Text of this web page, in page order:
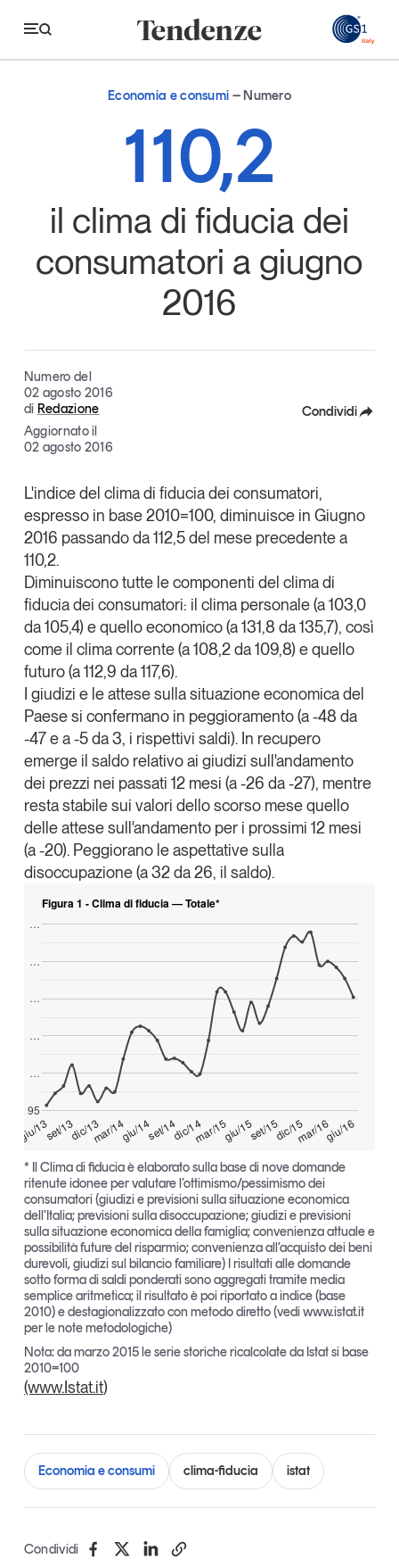
Tendenze
Economia e consumi
Innovazione
Logistica
Retail e brand
Magazine
Articoli
Opinioni
Il Numero
Interviste
Comunicati stampa
Video
Podcast
Tutti gli studi e le ricerche
Eventi e formazione
Tutti gli appuntamenti
Chi siamo
Newsletter
Contatti
Tendenze Journal
La nostra newsletter nella tua email
Iscriviti
Tendenze2026
Leggi il magazine
Tendenze è il magazine di GS1 Italy che racconta in
modo indipendente il cambiamento e le sfide del largo
consumo e dell’economia a professionisti e
consumatori
GS1 Italy
Economia e consumi Numero
110,2
il clima di fiducia dei
consumatori a giugno
2016
Numero del
02 agosto 2016
di Redazione
Aggiornato il
02 agosto 2016
Condividi
Linkedin
L'indice del clima di fiducia dei consumatori,
espresso in base 2010=100, diminuisce in Giugno
2016 passando da 112,5 del mese precedente a
110,2.
Diminuiscono tutte le componenti del clima di
fiducia dei consumatori: il clima personale (a 103,0
da 105,4) e quello economico (a 131,8 da 135,7), così
come il clima corrente (a 108,2 da 109,8) e quello
futuro (a 112,9 da 117,6).
I giudizi e le attese sulla situazione economica del
Paese si confermano in peggioramento (a -48 da
-47 e a -5 da 3, i rispettivi saldi). In recupero
emerge il saldo relativo ai giudizi sull'andamento
dei prezzi nei passati 12 mesi (a -26 da -27), mentre
resta stabile sui valori dello scorso mese quello
delle attese sull'andamento per i prossimi 12 mesi
(a -20). Peggiorano le aspettative sulla
disoccupazione (a 32 da 26, il saldo).
Figura 1 - Clima di fiducia — Totale*
giu/13set/13dic/13mar/14giu/14set/14dic/14mar/15giu/15set/15dic/15mar/16giu/16
95
…
…
…
…
…
* Il Clima di fiducia è elaborato sulla base di nove domande
ritenute idonee per valutare l’ottimismo/pessimismo dei
consumatori (giudizi e previsioni sulla situazione economica
dell’Italia; previsioni sulla disoccupazione; giudizi e previsioni
sulla situazione economica della famiglia; convenienza attuale e
possibilità future del risparmio; convenienza all’acquisto dei beni
durevoli, giudizi sul bilancio familiare) I risultati alle domande
sotto forma di saldi ponderati sono aggregati tramite media
semplice aritmetica; il risultato è poi riportato a indice (base
2010) e destagionalizzato con metodo diretto (vedi www.istat.it
per le note metodologiche)
Nota: da marzo 2015 le serie storiche ricalcolate da Istat si base
2010=100
(www.Istat.it)
Economia e consumi clima-fiducia istat
Condividi